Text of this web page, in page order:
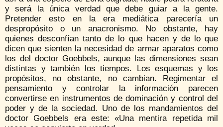
y será la única verdad que debe guiar a la gente.
Pretender esto en la era mediática parecería un
despropósito o un anacronismo. No obstante, hay
quienes desconfían tanto de lo que hacen y de lo que
dicen que sienten la necesidad de armar aparatos como
los del doctor Goebbels, aunque las dimensiones sean
distintas y también los tiempos. Los esquemas y los
propósitos, no obstante, no cambian. Regimentar el
pensamiento y controlar la información parecen
convertirse en instrumentos de dominación y control del
poder y de la sociedad. Uno de los mandamientos del
doctor Goebbels era este: «Una mentira repetida mil